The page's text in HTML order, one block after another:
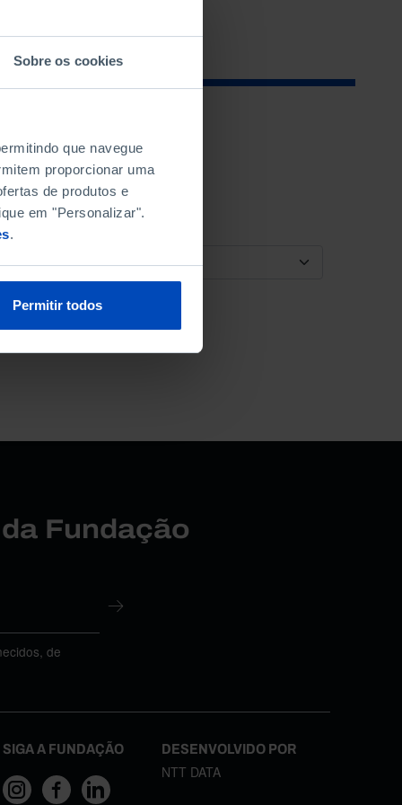
Sobre os cookies
que navegue
proporcionar uma
de produtos e
em "Personalizar".
.
Permitir todos
ORDENAR POR
Fundação
de
SIGA A FUNDAÇÃO DESENVOLVIDO POR
NTT DATA